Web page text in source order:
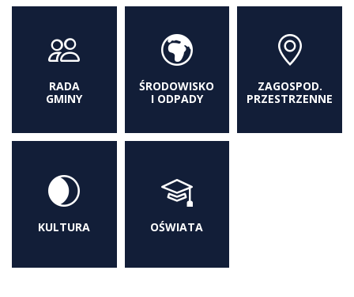
RADA
GMINY
ŚRODOWISKO
I ODPADY
ZAGOSPOD.
PRZESTRZENNE
KULTURA OŚWIATA